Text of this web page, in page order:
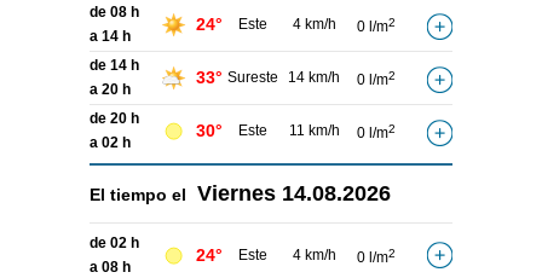
de 08 h
a 14 h
24° Este 4 km/h 0 l/m2
de 14 h
a 20 h
33° Sureste 14 km/h 0 l/m2
de 20 h
a 02 h
30° Este 11 km/h 0 l/m2
El tiempo el Viernes 14.08.2026
de 02 h
a 08 h
24° Este 4 km/h 0 l/m2